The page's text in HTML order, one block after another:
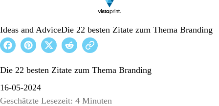
Ideas and AdviceDie 22 besten Zitate zum Thema Branding
Die 22 besten Zitate zum Thema Branding
16-05-2024
Geschätzte Lesezeit: 4 Minuten